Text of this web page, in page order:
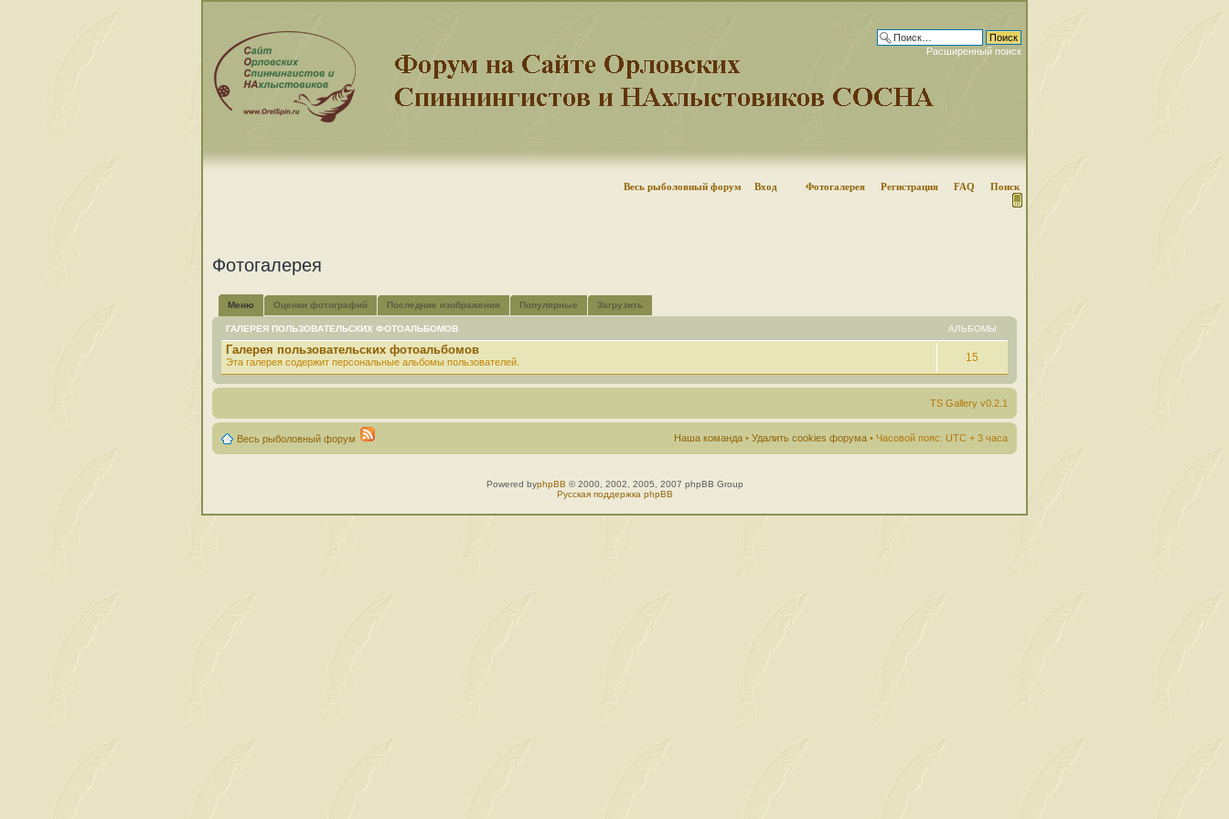
Расширенный поиск
Весь рыболовный форум Вход Фотогалерея Регистрация FAQ Поиск
Фотогалерея
Меню Оценки фотографий Последние изображения Популярные Загрузить
ГАЛЕРЕЯ ПОЛЬЗОВАТЕЛЬСКИХ ФОТОАЛЬБОМОВ АЛЬБОМЫ
Галерея пользовательских фотоальбомов
Эта галерея содержит персональные альбомы пользователей. 15
TS Gallery v0.2.1
Весь рыболовный форум Наша команда • Удалить cookies форума • Часовой пояс: UTC + 3 часа
Powered byphpBB © 2000, 2002, 2005, 2007 phpBB Group
Русская поддержка phpBB